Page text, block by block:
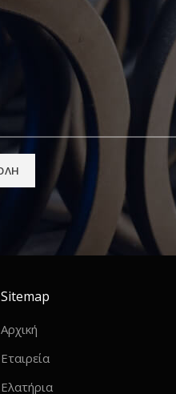
Sitemap
Αρχική
Εταιρεία
Ελατήρια